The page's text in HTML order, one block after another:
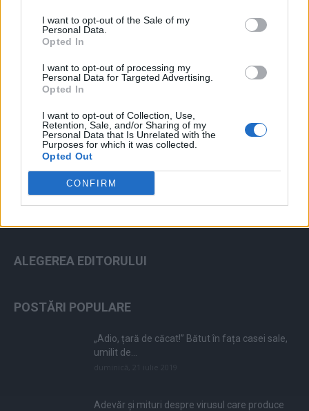
I want to opt-out of the Sale of my
Personal Data.
Opted In
I want to opt-out of processing my
Personal Data for Targeted Advertising.
Opted In
I want to opt-out of Collection, Use,
Retention, Sale, and/or Sharing of my
Personal Data that Is Unrelated with the
Purposes for which it was collected.
Opted Out
CONFIRM
ad
ALEGEREA EDITORULUI
POSTĂRI POPULARE
„Adio, țară de căcat!” Bătut în fața casei sale,
umilit de...
Adevăr și mituri despre virusul care produce